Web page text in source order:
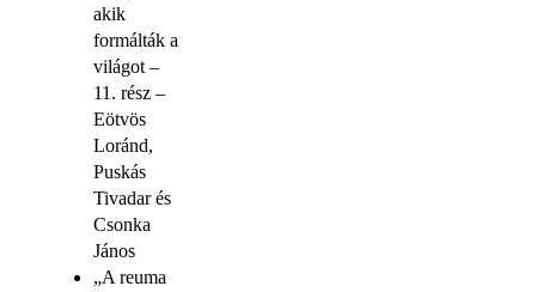
akik
formálták a
világot –
11. rész –
Eötvös
Loránd,
Puskás
Tivadar és
Csonka
János
„A reuma